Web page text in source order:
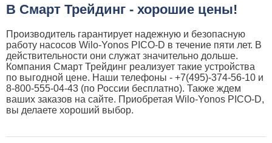
В Смарт Трейдинг - хорошие цены!
Производитель гарантирует надежную и безопасную
работу насосов Wilo-Yonos PICO-D в течение пяти лет. В
действительности они служат значительно дольше.
Компания Смарт Трейдинг реализует такие устройства
по выгодной цене. Наши телефоны - +7(495)-374-56-10 и
8-800-555-04-43 (по России бесплатно). Также ждем
ваших заказов на сайте. Приобретая Wilo-Yonos PICO-D,
вы делаете хороший выбор.